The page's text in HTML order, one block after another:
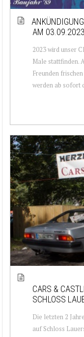
AM 03.09.2023
2023 wird unser
Male stattfinden.
Freunden
werden ab sofort
CARS &
SCHLOSS
Die letzten 2
auf Schloss